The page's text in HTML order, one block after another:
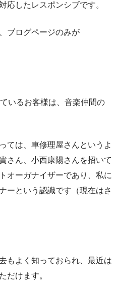
応したレスポンシブです。
ブログページのみが
いるお客様は、音楽仲間の
ては、車修理屋さんというよ
さん、小西康陽さんを招いて
オーガナイザーであり、私に
ーという認識です（現在はさ
もよく知っておられ、最近は
だけます。